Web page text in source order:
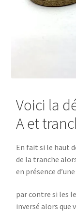
Voici la
A et
En fait si le haut
de la tranche
en présence
par contre si les
inversé alors que